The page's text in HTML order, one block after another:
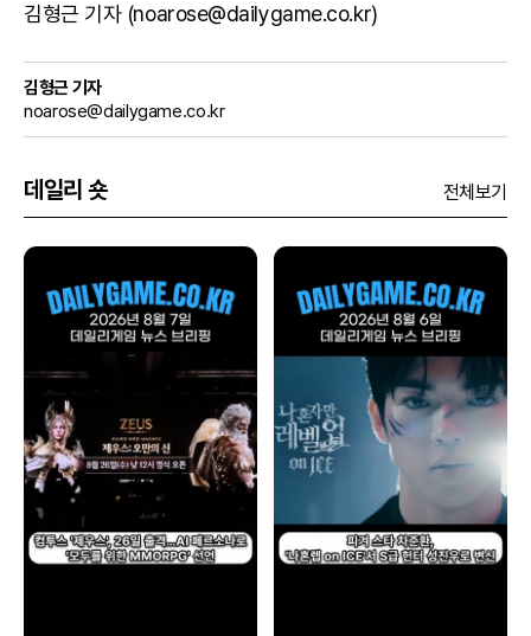
김형근 기자 (noarose@dailygame.co.kr)
김형근 기자
noarose@dailygame.co.kr
데일리 숏 전체보기